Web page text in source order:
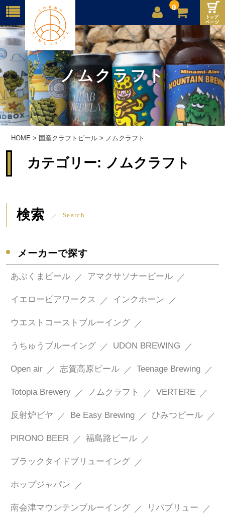
0
店舗案内
ご利用案内
送料
お問合せ
ノムクラフト
HOME > 国産クラフトビール > ノムクラフト
カテゴリー: ノムクラフト
検索 Search
メーカーで探す
あぶくまビール アマクサソナービール
イエロービアワークス インクホーン
ウエストコーストブルーイング
うちゅうブルーイング UDON BREWING
Open air 志賀高原ビール Teenage Brewing
Totopia Brewery ノムクラフト VERTERE
反射炉ビヤ Be Easy Brewing ひみつビール
PIRONO BEER 福島路ビール
ブラックタイドブリューイング
ホップジャパン
南会津マウンテンブルーイング リパブリュー